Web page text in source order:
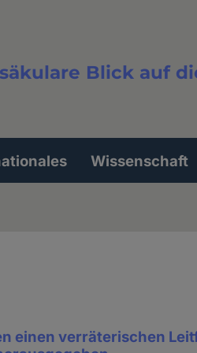
Blick auf
Wissenschaft
einen verräterischen